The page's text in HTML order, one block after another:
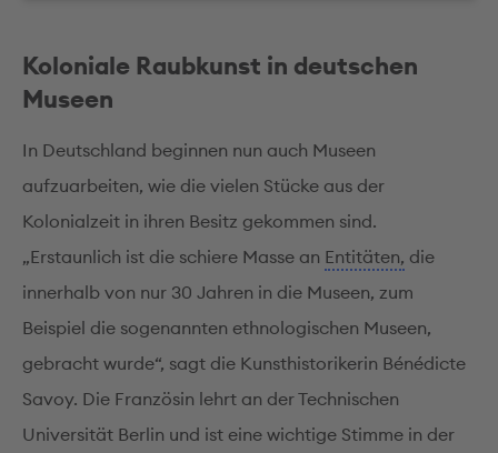
Koloniale Raubkunst in deutschen
Museen
In Deutschland beginnen nun auch Museen
aufzuarbeiten, wie die vielen Stücke aus der
Kolonialzeit in ihren Besitz gekommen sind.
„Erstaunlich ist die schiere Masse an Entitäten, die
innerhalb von nur 30 Jahren in die Museen, zum
Beispiel die sogenannten ethnologischen Museen,
gebracht wurde“, sagt die Kunsthistorikerin Bénédicte
Savoy. Die Französin lehrt an der Technischen
Universität Berlin und ist eine wichtige Stimme in der